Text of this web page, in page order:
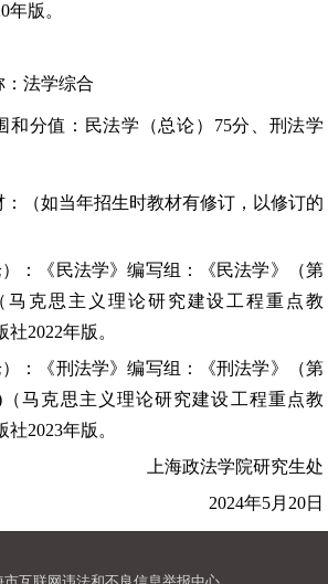
版。
：法学综合
和分值：民法学（总论） 75分、刑法学
：（如当年招生时教材有修订，以修订的
：《民法学》编写组：《民法学》（第
马克思主义理论研究建设工程重点教
2022年版。
：《刑法学》编写组：《刑法学》（第
马克思主义理论研究建设工程重点教
2023年版。
上海政法学院研究生处
2024年5月 20日